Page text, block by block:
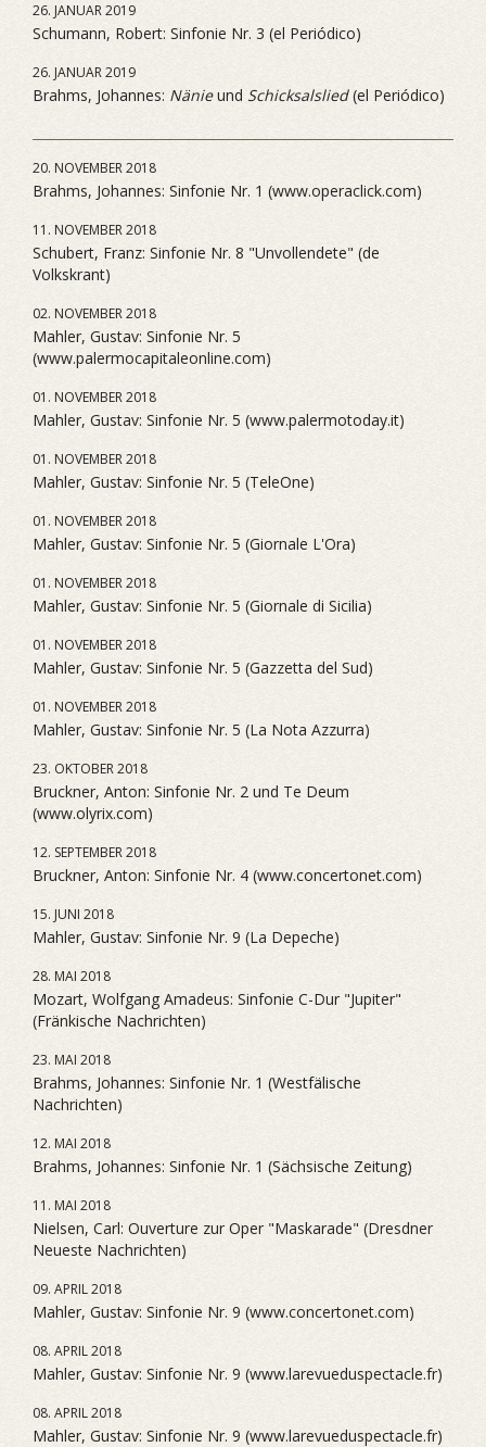
26. JANUAR 2019
Schumann, Robert: Sinfonie Nr. 3 (el Periódico)
26. JANUAR 2019
Brahms, Johannes: Nänieund Schicksalslied(el Periódico)
20. NOVEMBER 2018
Brahms, Johannes: Sinfonie Nr. 1 (www.operaclick.com)
11. NOVEMBER 2018
Schubert, Franz: Sinfonie Nr. 8 "Unvollendete" (de
Volkskrant)
02. NOVEMBER 2018
Mahler, Gustav: Sinfonie Nr. 5
(www.palermocapitaleonline.com)
01. NOVEMBER 2018
Mahler, Gustav: Sinfonie Nr. 5 (www.palermotoday.it)
01. NOVEMBER 2018
Mahler, Gustav: Sinfonie Nr. 5 (TeleOne)
01. NOVEMBER 2018
Mahler, Gustav: Sinfonie Nr. 5 (Giornale L'Ora)
01. NOVEMBER 2018
Mahler, Gustav: Sinfonie Nr. 5 (Giornale di Sicilia)
01. NOVEMBER 2018
Mahler, Gustav: Sinfonie Nr. 5 (Gazzetta del Sud)
01. NOVEMBER 2018
Mahler, Gustav: Sinfonie Nr. 5 (La Nota Azzurra)
23. OKTOBER 2018
Bruckner, Anton: Sinfonie Nr. 2 und Te Deum
(www.olyrix.com)
12. SEPTEMBER 2018
Bruckner, Anton: Sinfonie Nr. 4 (www.concertonet.com)
15. JUNI 2018
Mahler, Gustav: Sinfonie Nr. 9 (La Depeche)
28. MAI 2018
Mozart, Wolfgang Amadeus: Sinfonie C-Dur "Jupiter"
(Fränkische Nachrichten)
23. MAI 2018
Brahms, Johannes: Sinfonie Nr. 1 (Westfälische
Nachrichten)
12. MAI 2018
Brahms, Johannes: Sinfonie Nr. 1 (Sächsische Zeitung)
11. MAI 2018
Nielsen, Carl: Ouverture zur Oper "Maskarade" (Dresdner
Neueste Nachrichten)
09. APRIL 2018
Mahler, Gustav: Sinfonie Nr. 9 (www.concertonet.com)
08. APRIL 2018
Mahler, Gustav: Sinfonie Nr. 9 (www.larevueduspectacle.fr)
08. APRIL 2018
Mahler, Gustav: Sinfonie Nr. 9 (www.larevueduspectacle.fr)